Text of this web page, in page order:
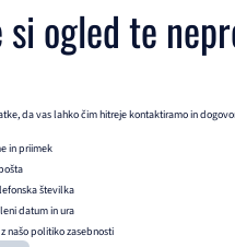
ogled te
da vas lahko čim hitreje kontaktiramo in
in priimek
številka
datum in ura
našo politiko zasebnosti